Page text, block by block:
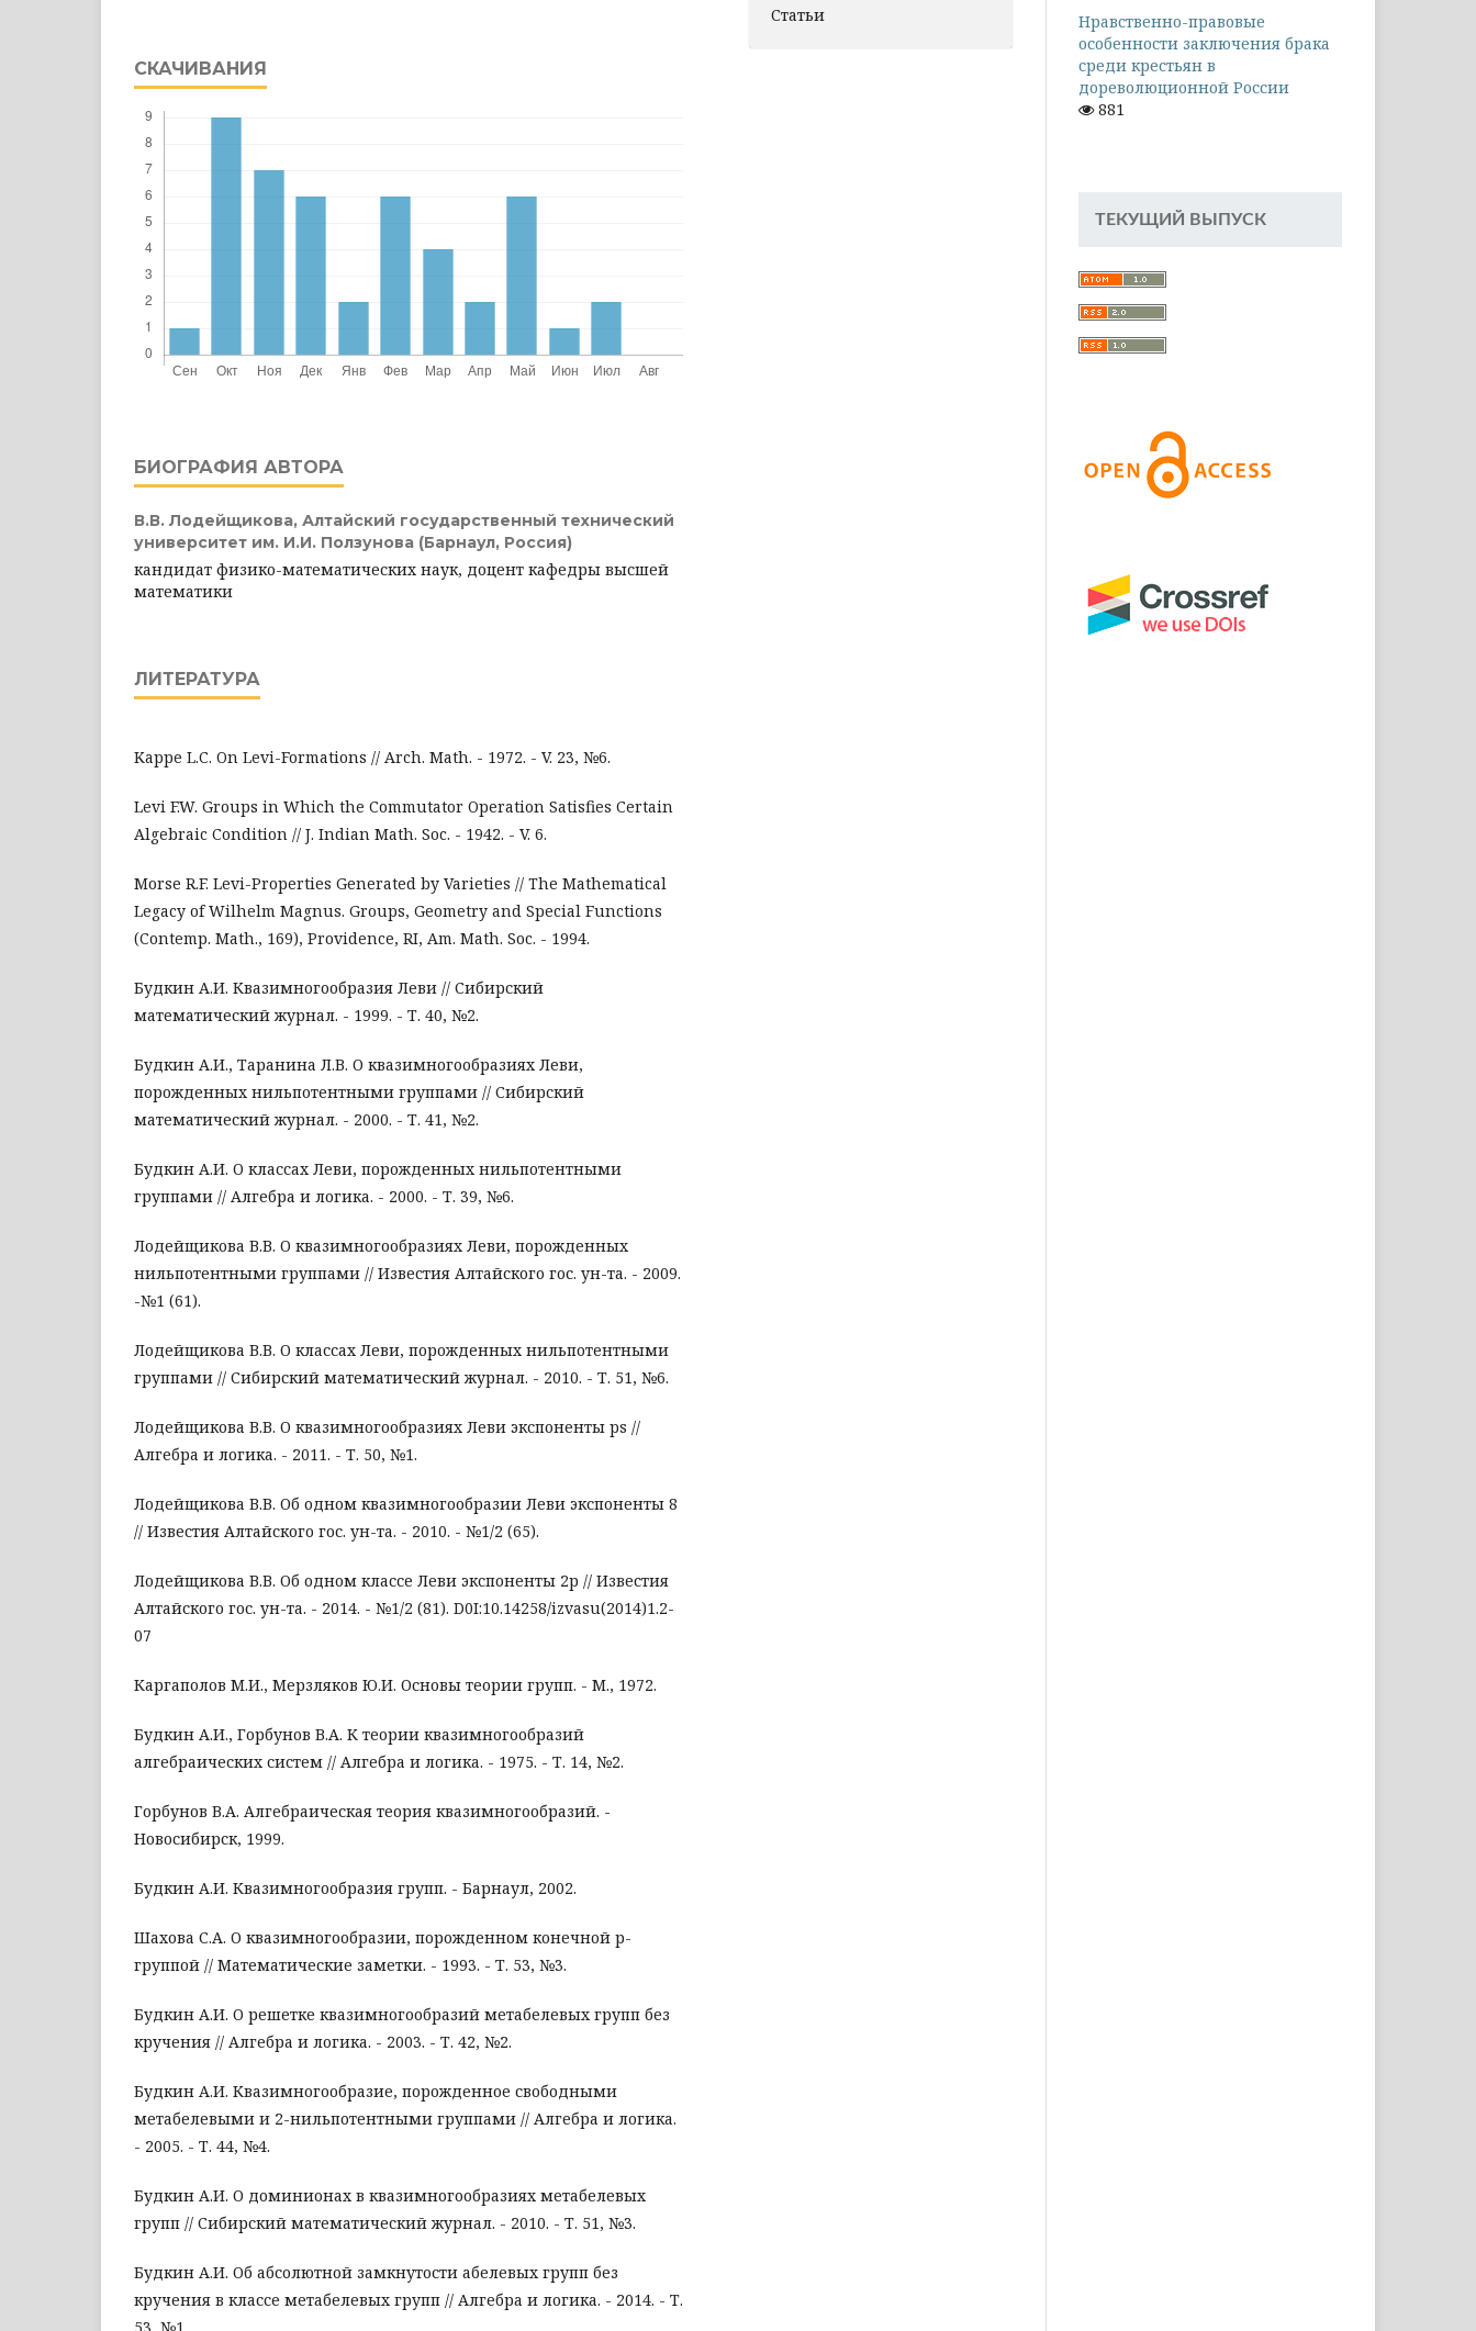
СКАЧИВАНИЯ
БИОГРАФИЯ АВТОРА
В.В. Лодейщикова, Алтайский государственный технический
университет им. И.И. Ползунова (Барнаул, Россия)
кандидат физико-математических наук, доцент кафедры высшей
математики
ЛИТЕРАТУРА
Kappe L.C. On Levi-Formations // Arch. Math. - 1972. - V. 23, №6.
Levi F.W. Groups in Which the Commutator Operation Satisfies Certain
Algebraic Condition // J. Indian Math. Soc. - 1942. - V. 6.
Morse R.F. Levi-Properties Generated by Varieties // The Mathematical
Legacy of Wilhelm Magnus. Groups, Geometry and Special Functions
(Contemp. Math., 169), Providence, RI, Am. Math. Soc. - 1994.
Будкин А.И. Квазимногообразия Леви // Сибирский
математический журнал. - 1999. - Т. 40, №2.
Будкин А.И., Таранина Л.В. О квазимногообразиях Леви,
порожденных нильпотентными группами // Сибирский
математический журнал. - 2000. - Т. 41, №2.
Будкин А.И. О классах Леви, порожденных нильпотентными
группами // Алгебра и логика. - 2000. - Т. 39, №6.
Лодейщикова В.В. О квазимногообразиях Леви, порожденных
нильпотентными группами // Известия Алтайского гос. ун-та. - 2009.
-№1 (61).
Лодейщикова В.В. О классах Леви, порожденных нильпотентными
группами // Сибирский математический журнал. - 2010. - Т. 51, №6.
Лодейщикова В.В. О квазимногообразиях Леви экспоненты ps //
Алгебра и логика. - 2011. - Т. 50, №1.
Лодейщикова В.В. Об одном квазимногообразии Леви экспоненты 8
// Известия Алтайского гос. ун-та. - 2010. - №1/2 (65).
Лодейщикова В.В. Об одном классе Леви экспоненты 2р // Известия
Алтайского гос. ун-та. - 2014. - №1/2 (81). D0I:10.14258/izvasu(2014)1.2-
07
Каргаполов М.И., Мерзляков Ю.И. Основы теории групп. - М., 1972.
Будкин А.И., Горбунов В.А. К теории квазимногообразий
алгебраических систем // Алгебра и логика. - 1975. - Т. 14, №2.
Горбунов В.А. Алгебраическая теория квазимногообразий. -
Новосибирск, 1999.
Будкин А.И. Квазимногообразия групп. - Барнаул, 2002.
Шахова С.А. О квазимногообразии, порожденном конечной р-
группой // Математические заметки. - 1993. - Т. 53, №3.
Будкин А.И. О решетке квазимногообразий метабелевых групп без
кручения // Алгебра и логика. - 2003. - Т. 42, №2.
Будкин А.И. Квазимногообразие, порожденное свободными
метабелевыми и 2-нильпотентными группами // Алгебра и логика.
- 2005. - Т. 44, №4.
Будкин А.И. О доминионах в квазимногообразиях метабелевых
групп // Сибирский математический журнал. - 2010. - Т. 51, №3.
Будкин А.И. Об абсолютной замкнутости абелевых групп без
кручения в классе метабелевых групп // Алгебра и логика. - 2014. - Т.
Статьи
Нравственно-правовые
особенности заключения брака
среди крестьян в
дореволюционной России
881
ТЕКУЩИЙ ВЫПУСК